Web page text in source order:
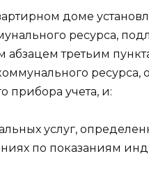
доме
ресурса,
третьим
прибора учета, и:
услуг,
по показаниям